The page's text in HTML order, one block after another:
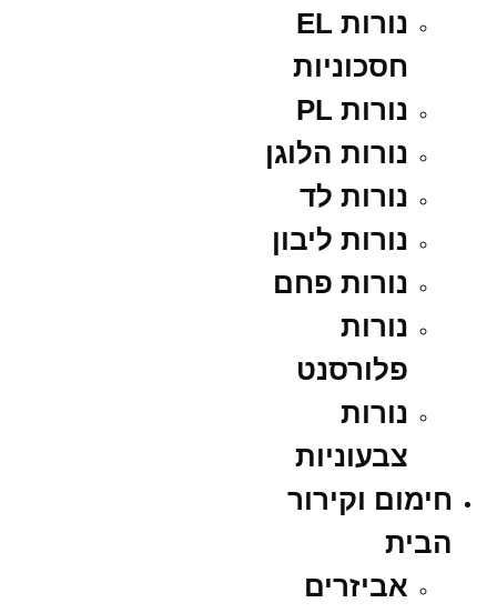
נורות EL
חסכוניות
נורות PL
נורות הלוגן
נורות לד
נורות ליבון
נורות פחם
נורות
פלורסנט
נורות
צבעוניות
חימום וקירור
הבית
אביזרים